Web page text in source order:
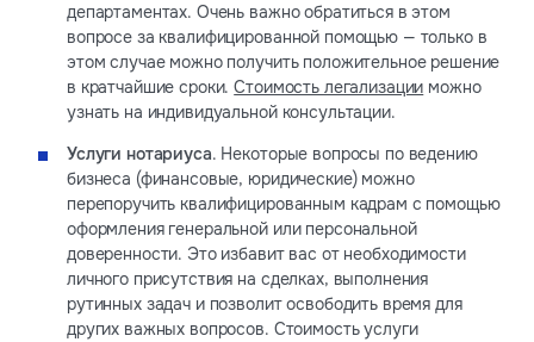
департаментах. Очень важно обратиться в этом
вопросе за квалифицированной помощью — только в
этом случае можно получить положительное решение
в кратчайшие сроки.Стоимость легализации можно
узнать на индивидуальной консультации.
Услуги нотариуса. Некоторые вопросы по ведению
бизнеса (финансовые, юридические) можно
перепоручить квалифицированным кадрам с помощью
оформления генеральной или персональной
доверенности. Это избавит вас от необходимости
личного присутствия на сделках, выполнения
рутинных задач и позволит освободить время для
других важных вопросов. Стоимость услуги